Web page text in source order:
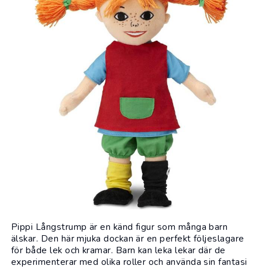
Pippi Långstrump är en känd figur som många barn
älskar. Den här mjuka dockan är en perfekt följeslagare
för både lek och kramar. Barn kan leka lekar där de
experimenterar med olika roller och använda sin fantasi